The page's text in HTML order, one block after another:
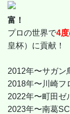
富！
プロの世界で4
皇杯）に貢献！
2012年〜サガン
2018年〜川崎フ
2022年〜町田ゼ
2023年〜南葛SC